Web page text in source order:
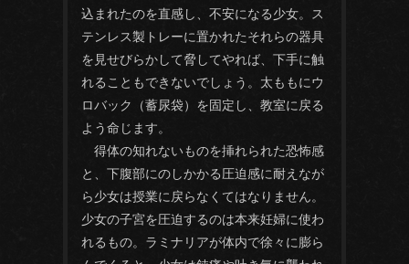
込まれたのを直感し、不安になる少女。ス
テンレス製トレーに置かれたそれらの器具
を見せびらかして脅してやれば、下手に触
れることもできないでしょう。太ももにウ
ロバック（蓄尿袋）を固定し、教室に戻る
よう命じます。
得体の知れないものを挿れられた恐怖感
と、下腹部にのしかかる圧迫感に耐えなが
ら少女は授業に戻らなくてはなりません。
少女の子宮を圧迫するのは本来妊婦に使わ
れるもの。ラミナリアが体内で徐々に膨ら